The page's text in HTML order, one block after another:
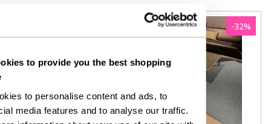
to provide you the best shopping
to personalise content and ads, to
media features and to analyse our traffic.
-32%